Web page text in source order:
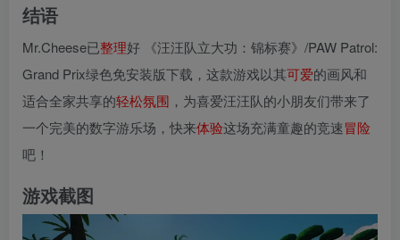
结语
Mr.Cheese已整理好 《汪汪队立大功：锦标赛》/PAW Patrol:
Grand Prix绿色免安装版下载，这款游戏以其可爱的画风和
适合全家共享的轻松氛围 ，为喜爱汪汪队的小朋友们带来了
一个完美的数字游乐场，快来体验这场充满童趣的竞速冒险
吧！
游戏截图